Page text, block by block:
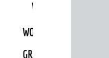
S
WINDECKPLATZ
WOCHENMARKT
GROOVE